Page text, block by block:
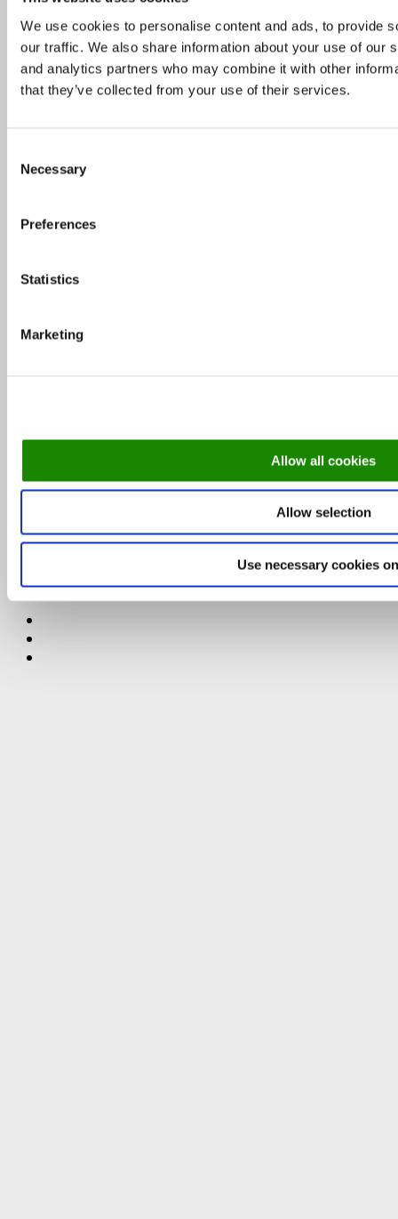
We use cookies to personalise content and ads, to provide
our traffic. We also share information about your use of our
and analytics partners who may combine it with other
that they’ve collected from your use of their services.
Selection
Necessary
Preferences
Statistics
Marketing
Allow all cookies
Allow selection
Use necessary cookies
Guide: På disse danske øer kan du nyde lækker
mad og dansk naturidyl
Skønne gårdhaver og udeserveringer i
Michelinguiden 2026: Se hvor stjernerne er
2300 København S.
For restauranter
Et smartere restaurant-bookingsystem